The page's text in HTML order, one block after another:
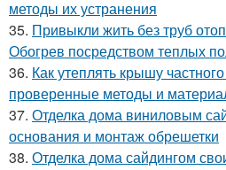
методы их устранения
35. Привыкли жить без труб
Обогрев посредством теплых
36. Как утеплять крышу
проверенные методы и
37. Отделка дома виниловым
основания и монтаж обрешетки
38. Отделка дома сайдингом